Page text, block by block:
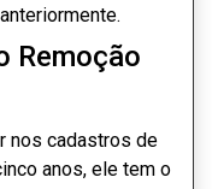
Remoção
nos cadastros de
anos, ele tem o